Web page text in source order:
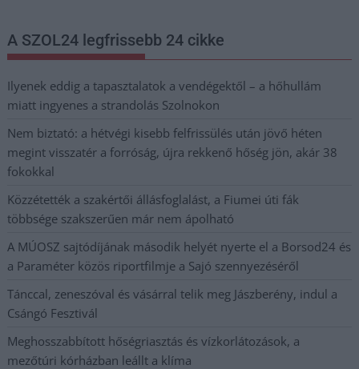
A SZOL24 legfrissebb 24 cikke
Ilyenek eddig a tapasztalatok a vendégektől – a hőhullám
miatt ingyenes a strandolás Szolnokon
Nem biztató: a hétvégi kisebb felfrissülés után jövő héten
megint visszatér a forróság, újra rekkenő hőség jön, akár 38
fokokkal
Közzétették a szakértői állásfoglalást, a Fiumei úti fák
többsége szakszerűen már nem ápolható
A MÚOSZ sajtódíjának második helyét nyerte el a Borsod24 és
a Paraméter közös riportfilmje a Sajó szennyezéséről
Tánccal, zeneszóval és vásárral telik meg Jászberény, indul a
Csángó Fesztivál
Meghosszabbított hőségriasztás és vízkorlátozások, a
mezőtúri kórházban leállt a klíma